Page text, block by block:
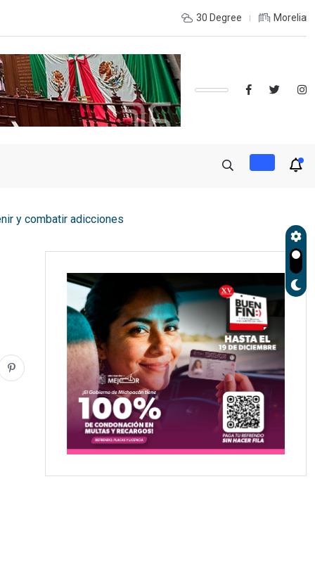
DEL ESTADO Y DESEAS ESTUDIAR UNA LICENCIATURA?,
30 Degree Morelia
y combatir adicciones